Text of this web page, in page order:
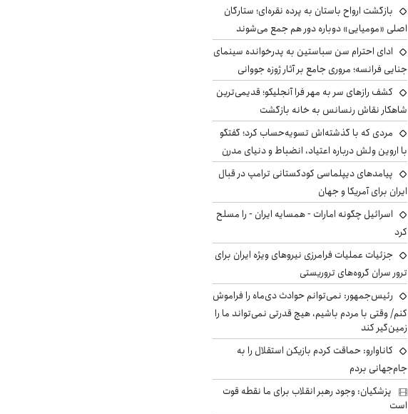
بازگشت ارواح باستان به پرده نقره‌ای؛ ستارگان
اصلی «مومیایی» دوباره دور هم جمع می‌شوند
ادای احترام سن سباستین به پدرخوانده سینمای
جنایی فرانسه؛ مروری جامع بر آثار ژوزه جووانی
کشف رازهای سر به مهر فرا آنجلیکو؛ قدیمی‌ترین
شاهکار نقاش رنسانس به خانه بازگشت
مردی که با گذشته‌اش تسویه‌حساب کرد؛ گفتگو
با اروین ولش درباره اعتیاد، انضباط و دنیای مدرن
پیامدهای دیپلماسی کودکستانی ترامپ در قبال
ایران برای آمریکا و جهان
اسرائیل چگونه امارات - همسایه ایران - را مسلح
کرد
جزئیات عملیات فرامرزی نیروهای ویژه ایران برای
ترور سران گروه‌های تروریستی
رئیس‌جمهور: نمی‌توانم حوادث دی‌ماه را فراموش
کنم/ وقتی با مردم باشیم، هیچ قدرتی نمی‌تواند ما را
زمین‌گیر کند
کاناوارو: حماقت کردم بازیکن استقلال را به
جام‌جهانی بردم
پزشکیان: وجود رهبر انقلاب برای ما نقطه قوت
است